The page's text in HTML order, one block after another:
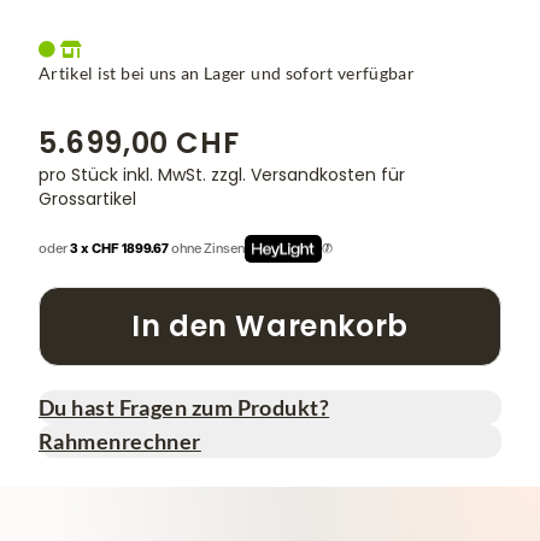
Artikel ist bei uns an Lager und sofort verfügbar
5.699,00 CHF
pro Stück inkl. MwSt. zzgl. Versandkosten für
Grossartikel
oder3 x CHF 1899.67ohne Zinsen
In den Warenkorb
Du hast Fragen zum Produkt?
Rahmenrechner